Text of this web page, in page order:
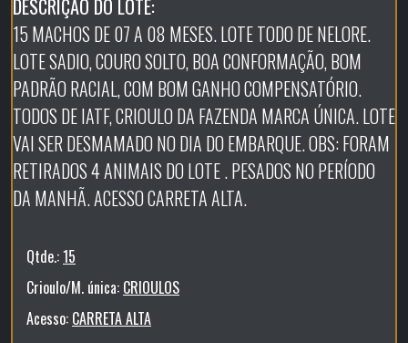
DESCRIÇÃO DO LOTE:
15 MACHOS DE 07 A 08 MESES. LOTE TODO DE NELORE.
LOTE SADIO, COURO SOLTO, BOA CONFORMAÇÃO, BOM
PADRÃO RACIAL, COM BOM GANHO COMPENSATÓRIO.
TODOS DE IATF, CRIOULO DA FAZENDA MARCA ÚNICA. LOTE
VAI SER DESMAMADO NO DIA DO EMBARQUE. OBS: FORAM
RETIRADOS 4 ANIMAIS DO LOTE . PESADOS NO PERÍODO
DA MANHÃ. ACESSO CARRETA ALTA.
Qtde.:15
Crioulo/M. única: CRIOULOS
Acesso: CARRETA ALTA